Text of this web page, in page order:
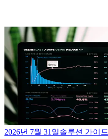
2026년 7월 31일솔루션 가이드